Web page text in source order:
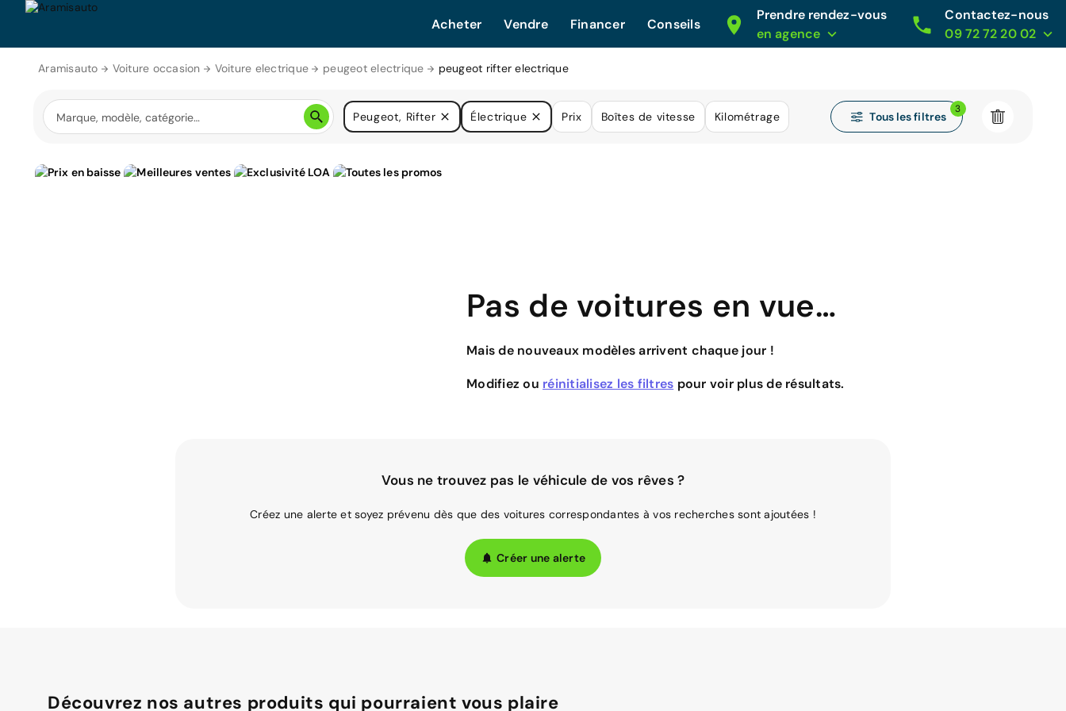
Acheter Vendre Financer Conseils
Prendre rendez-vous
en agence
Contactez-nous
09 72 72 20 02
Aramisauto Voiture occasion Voiture electrique peugeot electrique peugeot rifter electrique
Peugeot, Rifter Électrique Prix Boîtes de vitesse Kilométrage Tous les filtres
3
Pas de voitures en vue…
Mais de nouveaux modèles arrivent chaque jour !
Modifiez ou réinitialisez les filtres pour voir plus de résultats.
Vous ne trouvez pas le véhicule de vos rêves ?
Créez une alerte et soyez prévenu dès que des voitures correspondantes à vos recherches sont ajoutées !
Créer une alerte
Découvrez nos autres produits qui pourraient vous plaire